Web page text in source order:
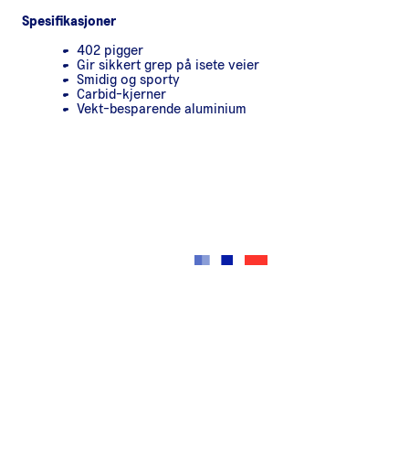
Spesifikasjoner
402 pigger
Gir sikkert grep på isete veier
Smidig og sporty
Carbid-kjerner
Vekt-besparende aluminium